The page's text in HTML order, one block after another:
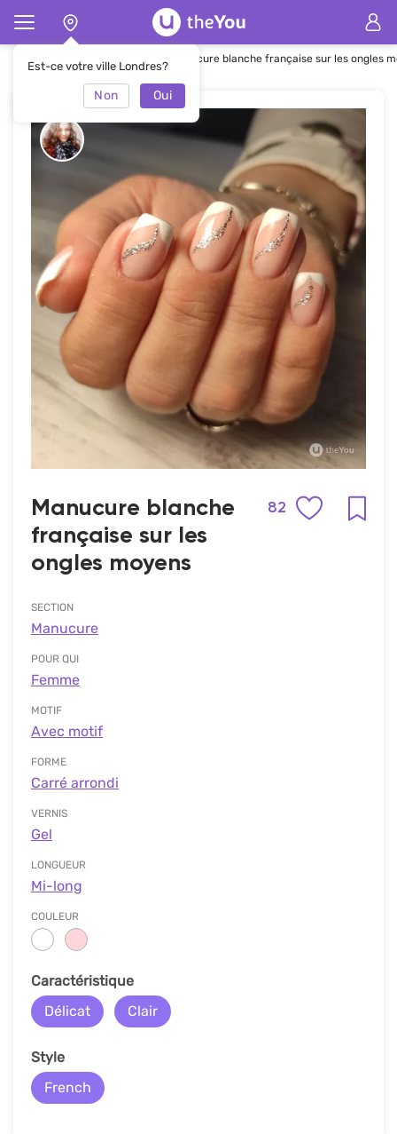
Est-ce votre ville Londres?
Non Oui
Page d'accueil Manucure Manucure blanche française sur les ongles
Manucure blanche
française sur les
ongles moyens
82
SECTION
Manucure
POUR QUI
Femme
MOTIF
Avec motif
FORME
Carré arrondi
VERNIS
Gel
LONGUEUR
Mi-long
COULEUR
Сaractéristique
Délicat
Clair
Style
French